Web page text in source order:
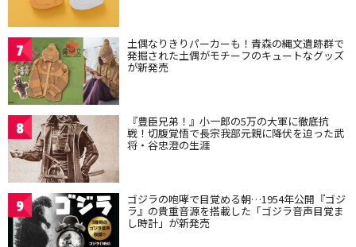
7 土偶なりきりパーカーも！青森の縄文遺跡群で
発掘された土偶がモチーフのキュートなグッズ
が新発売
8 『豊臣兄弟！』小一郎の5万の大軍に徹底抗
戦！切腹覚悟で長宗我部元親に降伏を迫った武
将・谷忠澄の生涯
9 ゴジラの咆哮で目覚める朝…1954年公開『ゴジ
ラ』の貴重音源を搭載した「ゴジラ音声目覚ま
し時計」が新発売